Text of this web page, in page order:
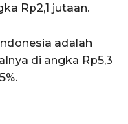
Rp2,1 jutaan.
adalah
di angka Rp5,3